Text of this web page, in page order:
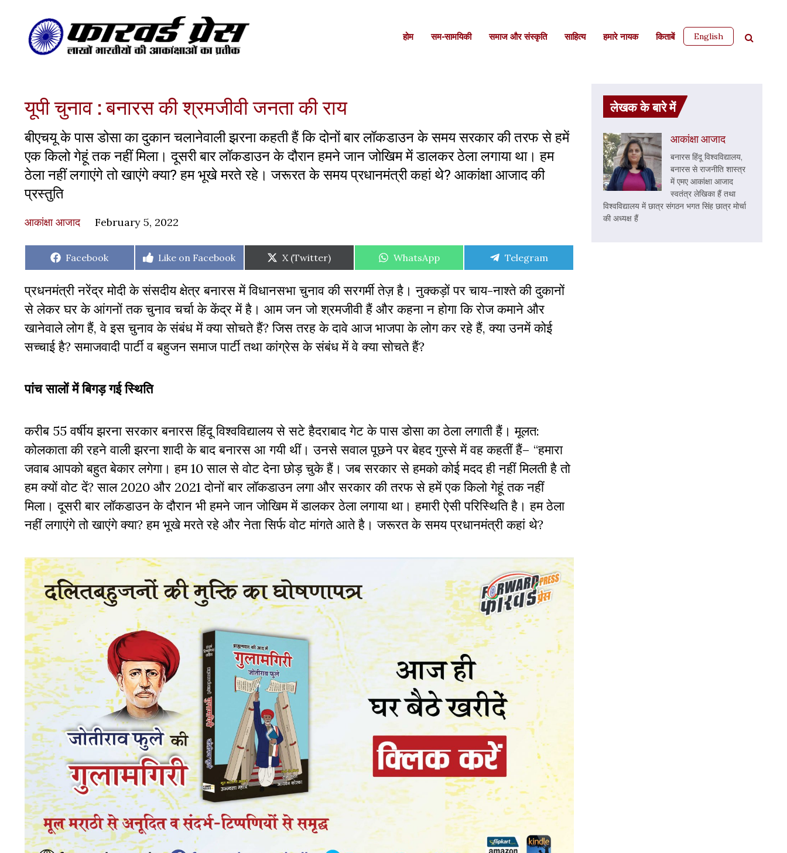
होम सम-सामयिकी समाज और संस्कृति साहित्‍य हमारे नायक किताबें English
यूपी चुनाव : बनारस की श्रमजीवी जनता की राय
बीएचयू के पास डोसा का दुकान चलानेवाली झरना कहती हैं कि दोनों बार लॉकडाउन के समय सरकार की तरफ से हमें
एक किलो गेहूं तक नहीं मिला। दूसरी बार लॉकडाउन के दौरान हमने जान जोखिम में डालकर ठेला लगाया था। हम
ठेला नहीं लगाएंगे तो खाएंगे क्या? हम भूखे मरते रहे। जरूरत के समय प्रधानमंत्री कहां थे? आकांक्षा आजाद की
प्रस्तुति
आकांक्षा आजाद February 5, 2022
Share
Facebook
Share
Like on Facebook
Share
on
X (Twitter)
Share
WhatsApp
Share
Telegram
प्रधनमंत्री नरेंद्र मोदी के संसदीय क्षेत्र बनारस में विधानसभा चुनाव की सरगर्मी तेज़ है। नुक्कड़ों पर चाय-नाश्ते की दुकानों
से लेकर घर के आंगनों तक चुनाव चर्चा के केंद्र में है। आम जन जो श्रमजीवी हैं और कहना न होगा कि रोज कमाने और
खानेवाले लोग हैं, वे इस चुनाव के संबंध में क्या सोचते हैं? जिस तरह के दावे आज भाजपा के लोग कर रहे हैं, क्या उनमें कोई
सच्चाई है? समाजवादी पार्टी व बहुजन समाज पार्टी तथा कांग्रेस के संबंध में वे क्या सोचते हैं?
पांच सालों में बिगड़ गई स्थिति
करीब 55 वर्षीय झरना सरकार बनारस हिंदू विश्वविद्यालय से सटे हैदराबाद गेट के पास डोसा का ठेला लगाती हैं। मूलत:
कोलकाता की रहने वाली झरना शादी के बाद बनारस आ गयी थीं। उनसे सवाल पूछने पर बेहद गुस्से में वह कहतीं हैं– “हमारा
जवाब आपको बहुत बेकार लगेगा। हम 10 साल से वोट देना छोड़ चुके हैं। जब सरकार से हमको कोई मदद ही नहीं मिलती है तो
हम क्यों वोट दें? साल 2020 और 2021 दोनों बार लॉकडाउन लगा और सरकार की तरफ से हमें एक किलो गेहूं तक नहीं
मिला। दूसरी बार लॉकडाउन के दौरान भी हमने जान जोखिम में डालकर ठेला लगाया था। हमारी ऐसी परिस्थिति है। हम ठेला
नहीं लगाएंगे तो खाएंगे क्या? हम भूखे मरते रहे और नेता सिर्फ वोट मांगते आते है। जरूरत के समय प्रधानमंत्री कहां थे?
लेखक के बारे में
आकांक्षा आजाद
बनारस हिंदू विश्वविद्यालय,
बनारस से राजनीति शास्त्र
में एमए आकांक्षा आजाद
स्वतंत्र लेखिका हैं तथा
विश्वविद्यालय में छात्र संगठन भगत सिंह छात्र मोर्चा
की अध्यक्ष हैं